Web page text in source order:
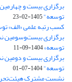
برگزاری بیست و
توسعه"1405-02-23
کسب رتبه علمی «الف»
برگزاری بیست‌وسومین
توسعه»1404-09-11
برگزاری بیست و
توسعه"1404-07-01
نشست مشترک